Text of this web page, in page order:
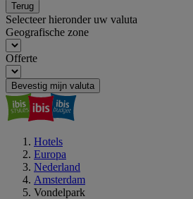
Terug
Selecteer hieronder uw valuta
Geografische zone
Offerte
Bevestig mijn valuta
Hotels
Europa
Nederland
Amsterdam
Vondelpark